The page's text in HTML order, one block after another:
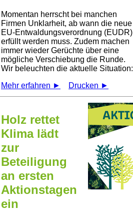
Momentan herrscht bei manchen
Firmen Unklarheit, ab wann die neue
EU-Entwaldungsverordnung (EUDR)
erfüllt werden muss. Zudem machen
immer wieder Gerüchte über eine
mögliche Verschiebung die Runde.
Wir beleuchten die aktuelle Situation:
Mehr erfahren ►
Drucken ►
Holz rettet
Klima lädt
zur
Beteiligung
an ersten
Aktionstagen
ein